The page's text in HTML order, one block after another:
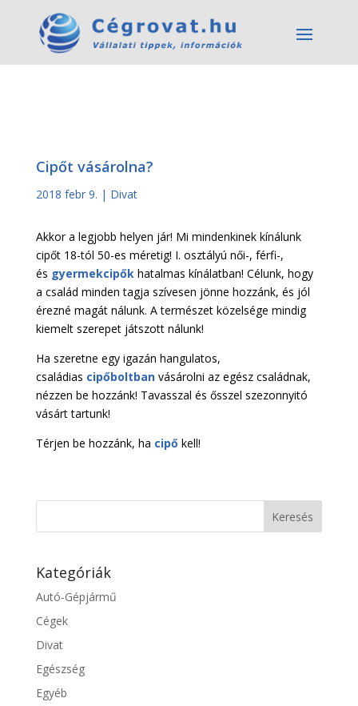
Cipőt vásárolna?
2018 febr 9. | Divat
Akkor a legjobb helyen jár! Mi mindenkinek kínálunk
cipőt 18-tól 50-es méretig! I. osztályú női-, férfi-,
és gyermekcipőkhatalmas kínálatban! Célunk, hogy
a család minden tagja szívesen jönne hozzánk, és jól
érezné magát nálunk. A természet közelsége mindig
kiemelt szerepet játszott nálunk!
Ha szeretne egy igazán hangulatos,
családias cipőboltbanvásárolni az egész családnak,
nézzen be hozzánk! Tavasszal és ősszel szezonnyitó
vásárt tartunk!
Térjen be hozzánk, ha cipőkell!
Kategóriák
Autó-Gépjármű
Cégek
Divat
Egészség
Egyéb